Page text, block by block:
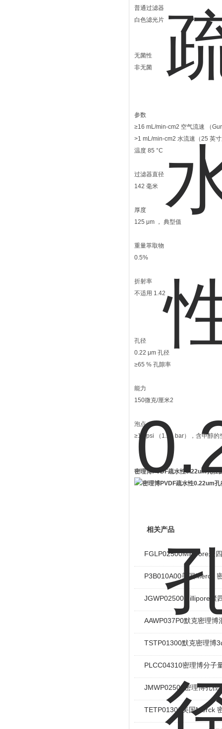
普通过滤器
白色滤光片
无菌性
非无菌
参数
≥16 mL/min-cm2 空气流速 （
>1 mL/min-cm2 水流速（25 英
温度 85 °C
过滤器直径
142 毫米
厚度
125 μm ， 典型值
重量萃取物
0.5%
折射率
不适用 1.42
孔径
0.22 μm 孔径
≥65 % 孔隙率
能力
150微克/厘米2
泡点
≥18 psi （1.24 bar），含甲醇的
密理博PVDF疏水性0.22um孔径
相关产品
FGLP02500Millipore聚
P3B010A00美国Merck
JGWP02500Millipore聚
AAWP037P0默克密理博
TSTP01300默克密理博
PLCC04310密理博分子
JMWP02500密理博孔径
TETP01300美国Merck